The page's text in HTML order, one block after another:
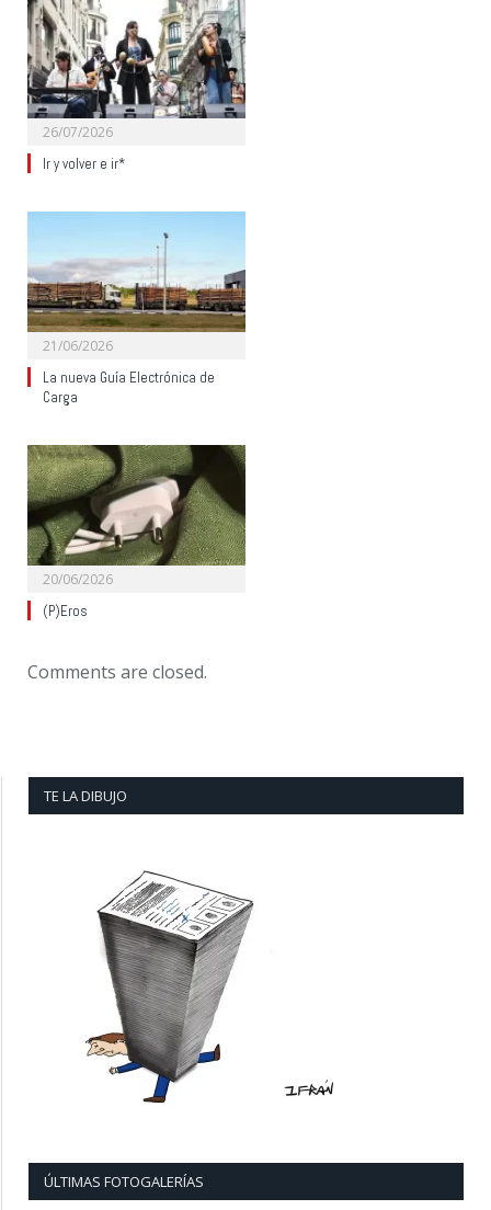
26/07/2026
Ir y volver e ir*
21/06/2026
La nueva Guía Electrónica de
Carga
20/06/2026
(P)Eros
Comments are closed.
TE LA DIBUJO
ÚLTIMAS FOTOGALERÍAS